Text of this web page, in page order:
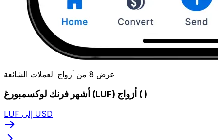
عرض 8 من أزواج العملات الشائعة
أشهر فرنك لوكسمبورغ (LUF) أزواج ( )
LUF إلى USD